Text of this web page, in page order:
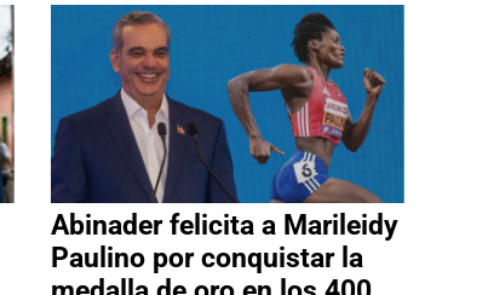
Abinader felicita a Marileidy
Paulino por conquistar la